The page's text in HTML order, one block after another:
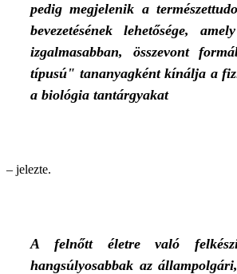
pedig megjelenik a
bevezetésének lehetősége,
izgalmasabban, összevont
típusú" tananyagként kínálja a
a biológia tantárgyakat
– jelezte.
A felnőtt életre való
hangsúlyosabbak az